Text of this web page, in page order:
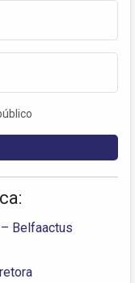
Belfaactus